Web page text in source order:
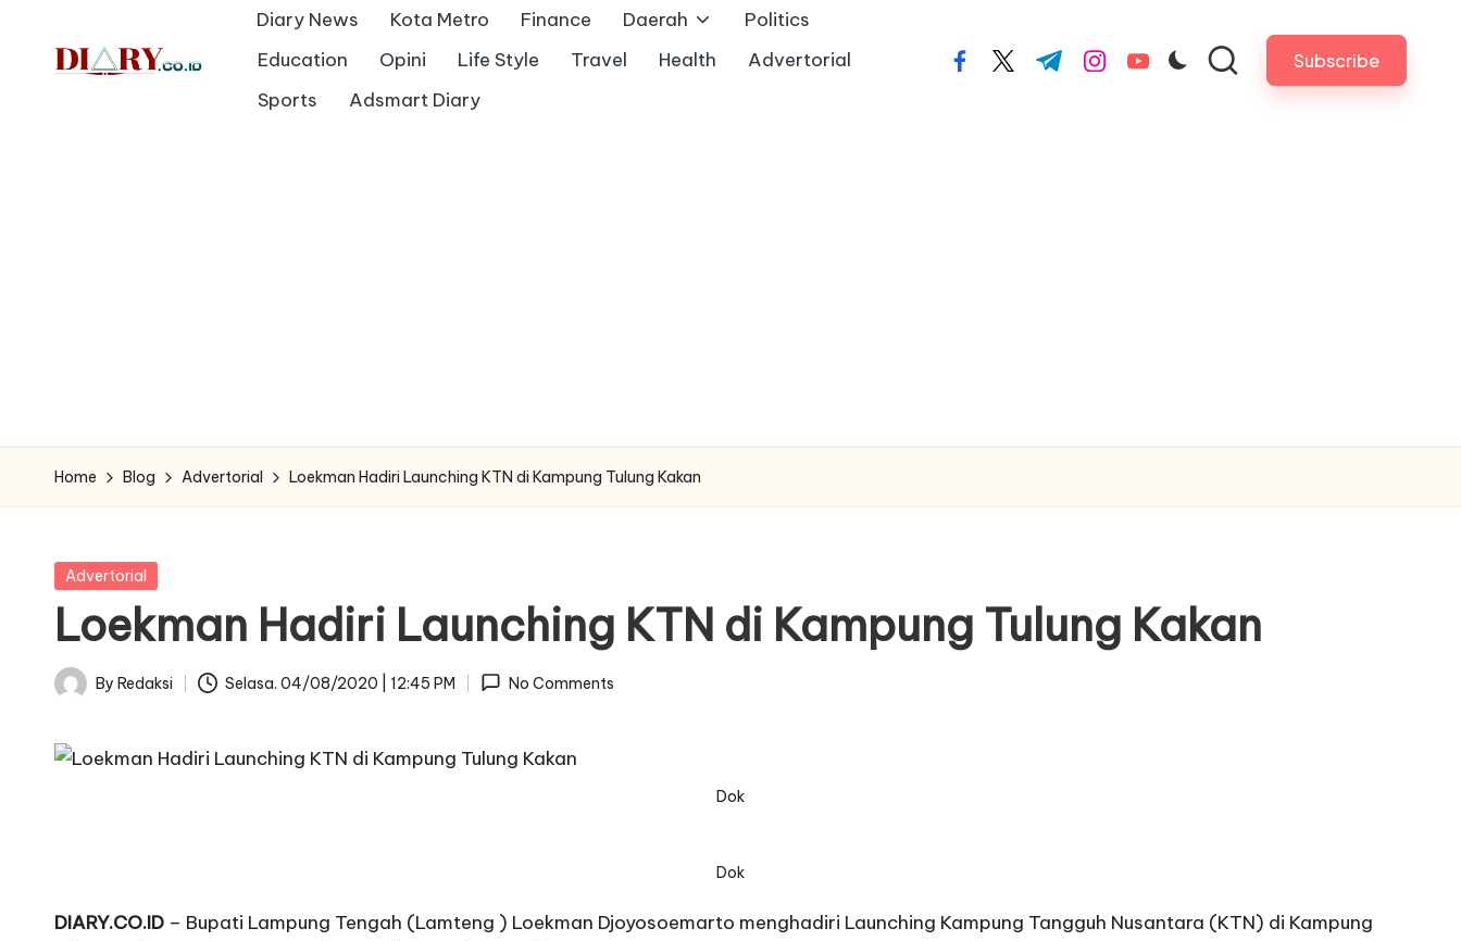
Diary News Kota Metro Finance Daerah
Politics
Education
Opini Life Style Travel Health
Advertorial
Sports
Adsmart Diary
facebook.com
twitter.com
t.me instagram.com
youtube.com Subscribe
Home Blog Advertorial Loekman Hadiri Launching KTN di Kampung Tulung Kakan
Posted
Advertorial
Loekman Hadiri Launching KTN di Kampung Tulung Kakan
Posted
By Redaksi Selasa. 04/08/2020 | 12:45 PM No Comments
Dok
Dok
DIARY.CO.ID – Bupati Lampung Tengah (Lamteng ) Loekman Djoyosoemarto menghadiri Launching Kampung Tangguh Nusantara (KTN) di Kampung